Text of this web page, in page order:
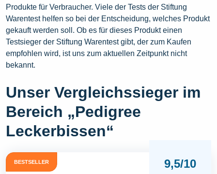
Produkte für Verbraucher. Viele der Tests der Stiftung
Warentest helfen so bei der Entscheidung, welches Produkt
gekauft werden soll. Ob es für dieses Produkt einen
Testsieger der Stiftung Warentest gibt, der zum Kaufen
empfohlen wird, ist uns zum aktuellen Zeitpunkt nicht
bekannt.
Unser Vergleichssieger im
Bereich „Pedigree
Leckerbissen“
BESTSELLER 9,5/10